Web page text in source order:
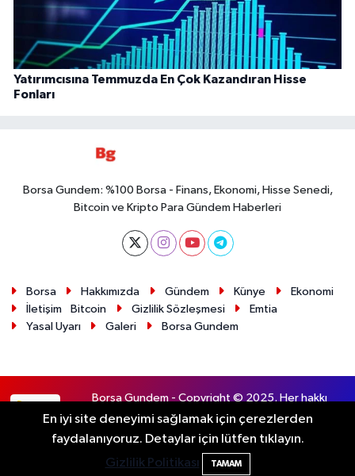
Yatırımcısına Temmuzda En Çok Kazandıran Hisse
Fonları
Borsa Gundem: %100 Borsa - Finans, Ekonomi, Hisse Senedi,
Bitcoin ve Kripto Para Gündem Haberleri
Borsa Hakkımızda Gündem Künye
Ekonomi
İletişim
Bitcoin Gizlilik Sözleşmesi
Emtia
Yasal Uyarı
Galeri Borsa Gundem
Borsa Gundem - Copyright © 2025. Her hakkı
saklıdır.
Haber Yazılımı:TE Bilişim
En iyi site deneyimi sağlamak için çerezlerden
faydalanıyoruz. Detaylar için lütfen tıklayın.
Gizlilik Politikası
TAMAM